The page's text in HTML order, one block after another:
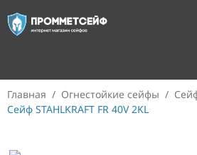
Главная / Огнестойкие сейфы /
Сейф STAHLKRAFT FR 40V 2KL